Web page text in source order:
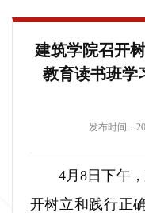
建筑学院召开
教育读书班学
发布时间：
4月8日下午
开树立和践行正